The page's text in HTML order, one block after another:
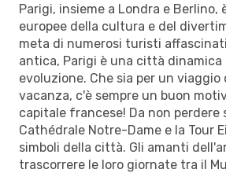
Parigi, insieme a Londra e Berlino,
europee della cultura e del
meta di numerosi turisti
antica, Parigi è una città
evoluzione. Che sia per un viaggio
vacanza, c'è sempre un buon
capitale francese! Da non perdere
Cathédrale Notre-Dame e la Tour
simboli della città. Gli amanti
trascorrere le loro giornate tra il